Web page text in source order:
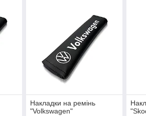
Накладки на ремінь
"Volkswagen"